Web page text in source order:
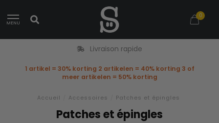
MENU
0
Livraison rapide
1 artikel = 30% korting 2 artikelen = 40% korting 3 of
meer artikelen = 50% korting
Accueil Accessoires Patches et épingles
Patches et épingles